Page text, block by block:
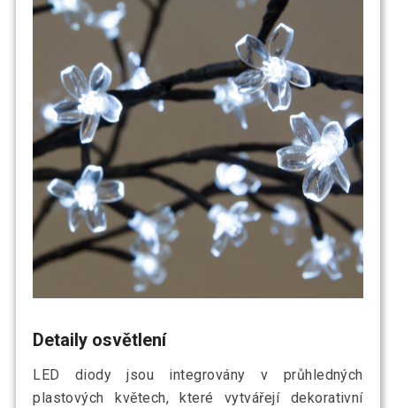
Detaily osvětlení
LED diody jsou integrovány v průhledných
plastových květech, které vytvářejí dekorativní